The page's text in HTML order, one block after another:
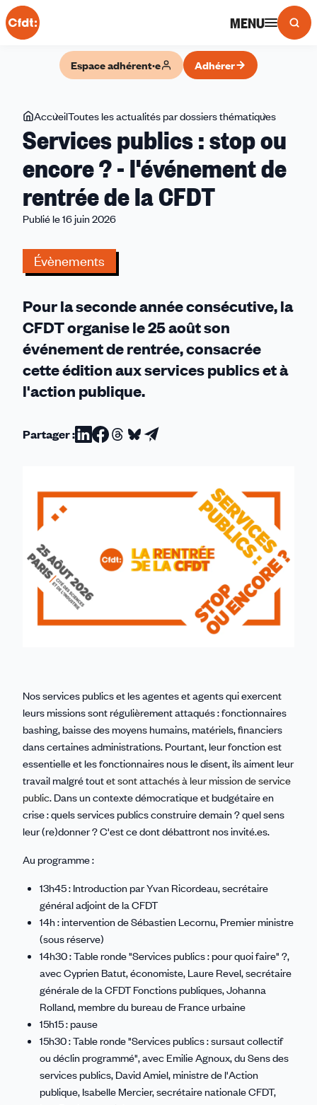
Panneau de gestion des cookies
MENU
Espace adhérent·e Adhérer
Vous
êtes
ici
AccueilToutes les actualités par dossiers thématiques
publics
stop
de
Services publics : stop ou
encore ? - l'événement de
rentrée de la CFDT
Publié le 16 juin 2026
Évènements
Pour la seconde année consécutive, la
CFDT organise le 25 août son
événement de rentrée, consacrée
cette édition aux services publics et à
l'action publique.
Partager :Partager
Linkedin
Partager
Facebook
Partager
Threads
Partager
Bluesky
Partager
email
Nos services publics et les agentes et agents qui exercent
leurs missions sont régulièrement attaqués : fonctionnaires
bashing, baisse des moyens humains, matériels, financiers
dans certaines administrations. Pourtant, leur fonction est
essentielle et les fonctionnaires nous le disent, ils aiment leur
travail malgré toutet sont attachés à leur mission de service
public. Dans un contexte démocratique et budgétaire en
crise : quels services publics construire demain ? quel sens
leur (re)donner ? C'est ce dont débattront nos invité.es.
Au programme :
13h45 : Introduction par Yvan Ricordeau, secrétaire
général adjoint de la CFDT
14h : intervention de Sébastien Lecornu, Premier ministre
(sous réserve)
14h30 : Table ronde "Services publics : pour quoi faire" ?,
avec Cyprien Batut, économiste, Laure Revel, secrétaire
générale de la CFDT Fonctions publiques, Johanna
Rolland, membre du bureau de France urbaine
15h15 : pause
15h30 : Table ronde "Services publics : sursaut collectif
ou déclin programmé", avec Emilie Agnoux, du Sens des
services publics, David Amiel, ministre de l'Action
publique, Isabelle Mercier, secrétaire nationale CFDT,